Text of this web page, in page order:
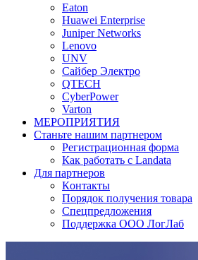
Eaton
Huawei Enterprise
Juniper Networks
Lenovo
UNV
Сайбер Электро
QTECH
CyberPower
Varton
МЕРОПРИЯТИЯ
Станьте нашим партнером
Регистрационная форма
Как работать с Landata
Для партнеров
Кoнтaкты
Порядок получения товара
Спецпредложения
Поддержка ООО ЛогЛаб